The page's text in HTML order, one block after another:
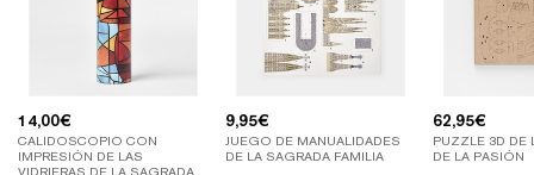
14,00€
CALIDOSCOPIO CON
IMPRESIÓN DE LAS
9,95€
JUEGO DE MANUALIDADES
DE LA SAGRADA FAMILIA
62,95€
PUZZLE 3D DE
DE LA PASIÓN